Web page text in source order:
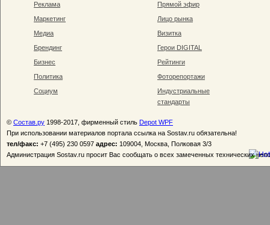
Реклама
Маркетинг
Медиа
Брендинг
Бизнес
Политика
Социум
Прямой эфир
Лицо рынка
Визитка
Герои DIGITAL
Рейтинги
Фоторепортажи
Индустриальные
стандарты
© Состав.ру 1998-2017, фирменный стиль Depot WPF
При использовании материалов портала ссылка на Sostav.ru обязательна!
тел/факс: +7 (495) 230 0597 адрес: 109004, Москва, Полковая 3/3
Администрация Sostav.ru просит Вас сообщать о всех замеченных технических